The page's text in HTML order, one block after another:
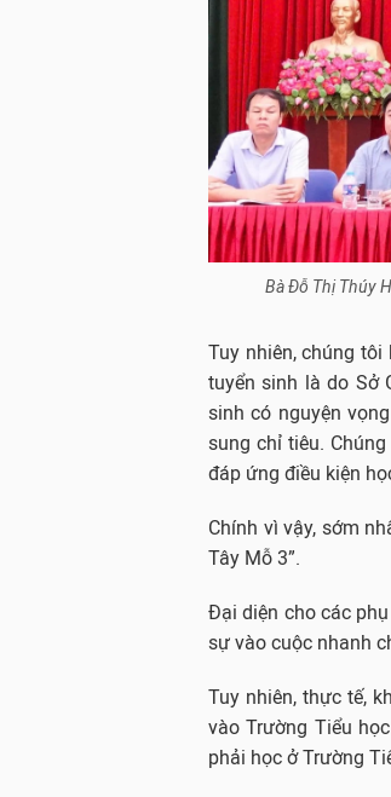
Bà Đỗ Thị Thúy
Tuy nhiên, chúng
tuyển sinh là do Sở
sinh có nguyện
sung chỉ tiêu.
đáp ứng điều kiện
Chính vì vậy, sớm
Tây Mỗ 3”.
Đại diện cho các
sự vào cuộc nhanh
Tuy nhiên, thực tế,
vào Trường Tiểu
phải học ở Trường